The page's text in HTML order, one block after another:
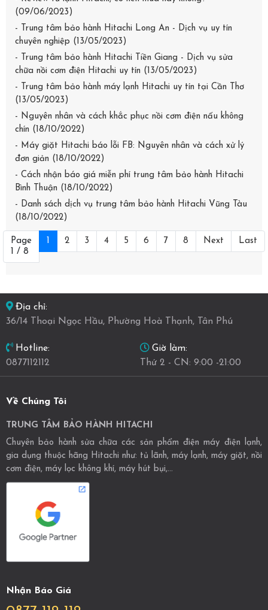
(09/06/2023)
- Trung tâm bảo hành Hitachi Long An - Dịch vụ uy tín
chuyên nghiệp (13/05/2023)
- Trung tâm bảo hành Hitachi Tiền Giang - Dịch vụ sửa
chữa nồi cơm điện Hitachi uy tín (13/05/2023)
- Trung tâm bảo hành máy lạnh Hitachi uy tín tại Cần Thơ
(13/05/2023)
- Nguyên nhân và cách khắc phục nồi cơm điện nấu không
chín (18/10/2022)
- Máy giặt Hitachi báo lỗi FB: Nguyên nhân và cách xử lý
đơn giản (18/10/2022)
- Cách nhận báo giá miễn phí trung tâm bảo hành Hitachi
Bình Thuận (18/10/2022)
- Danh sách dịch vụ trung tâm bảo hành Hitachi Vũng Tàu
(18/10/2022)
Page
1 / 8
1 2 3 4 5 6 7 8 Next Last
Địa chỉ:
36/14 Thoại Ngọc Hầu, Phường Hoà Thạnh, Tân Phú
Hotline:
0877112112
Giờ làm:
Thứ 2 - CN: 9:00 -21:00
Về Chúng Tôi
TRUNG TÂM BẢO HÀNH HITACHI
Chuyên bảo hành sửa chữa các sản phẩm điện máy điện lạnh,
gia dụng thuộc hãng Hitachi như: tủ lãnh, máy lạnh, máy giặt, nồi
cơm điện, máy lọc không khí, máy hút bụi,...
Nhận Báo Giá